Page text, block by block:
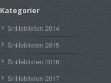
Kategorier
Snilleblixten 2014
Snilleblixten 2015
Snilleblixten 2016
Snilleblixten 2017